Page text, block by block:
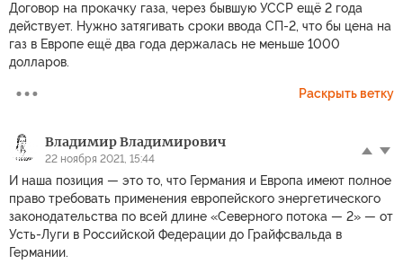
Договор на прокачку газа, через бывшую УССР ещё 2 года
действует. Нужно затягивать сроки ввода СП-2, что бы цена на
газ в Европе ещё два года держалась не меньше 1000
долларов.
Раскрыть ветку
Владимир Владимирович
22 ноября 2021, 15:44
И наша позиция — это то, что Германия и Европа имеют полное
право требовать применения европейского энергетического
законодательства по всей длине «Северного потока — 2» — от
Усть-Луги в Российской Федерации до Грайфсвальда в
Германии.